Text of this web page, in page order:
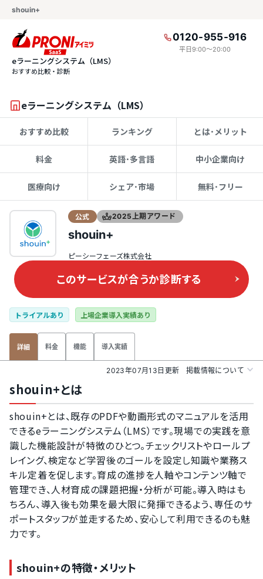
shouin+
0120-955-916
平日9:00〜20:00
eラーニングシステム（LMS）
おすすめ比較・診断
eラーニングシステム（LMS）
おすすめ比較 ランキング とは･メリット
料金 英語･多言語 中小企業向け
医療向け シェア･市場 無料･フリー
公式 2025上期アワード
shouin+
ピーシーフェーズ株式会社
このサービスが合うか診断する
トライアルあり 上場企業導入実績あり
詳細 料金 機能 導入実績
2023年07月13日更新 掲載情報について
shouin+とは
shouin+とは、既存のPDFや動画形式のマニュアルを活用
できるeラーニングシステム（LMS）です。現場での実践を意
識した機能設計が特徴のひとつ。チェックリストやロールプ
レイング、検定など学習後のゴールを設定し知識や業務ス
キル定着を促します。育成の進捗を人軸やコンテンツ軸で
管理でき、人材育成の課題把握・分析が可能。導入時はも
ちろん、導入後も効果を最大限に発揮できるよう、専任のサ
ポートスタッフが並走するため、安心して利用できるのも魅
力です。
shouin+の特徴・メリット